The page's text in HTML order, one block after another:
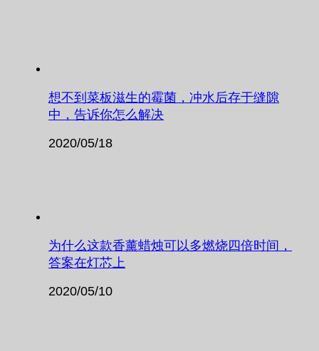
想不到菜板滋生的霉菌，冲水后存于缝隙
中，告诉你怎么解决
2020/05/18
为什么这款香薰蜡烛可以多燃烧四倍时间，
答案在灯芯上
2020/05/10